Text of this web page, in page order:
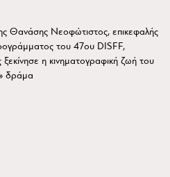
Θανάσης Νεοφώτιστος, επικεφαλής
του 47ου DISFF,
η κινηματογραφική ζωή του
δράμα